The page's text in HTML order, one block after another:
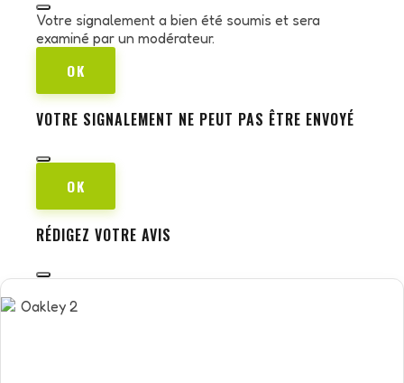
Votre signalement a bien été soumis et sera
examiné par un modérateur.
OK
VOTRE SIGNALEMENT NE PEUT PAS ÊTRE ENVOYÉ
OK
RÉDIGEZ VOTRE AVIS